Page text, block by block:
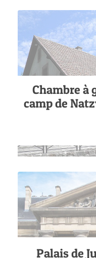
Chambre à
camp de
Palais de